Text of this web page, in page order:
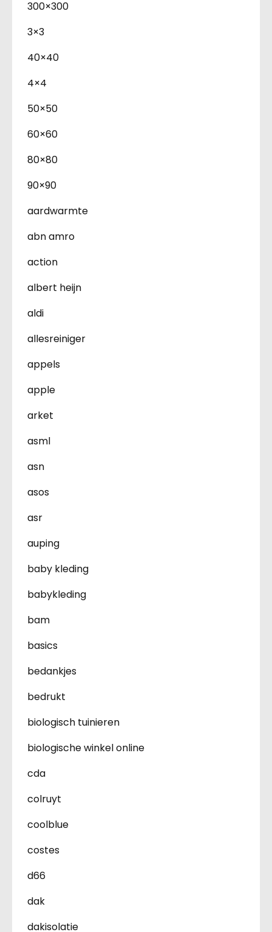
300×300
3×3
40×40
4×4
50×50
60×60
80×80
90×90
aardwarmte
abn amro
action
albert heijn
aldi
allesreiniger
appels
apple
arket
asml
asn
asos
asr
auping
baby kleding
babykleding
bam
basics
bedankjes
bedrukt
biologisch tuinieren
biologische winkel online
cda
colruyt
coolblue
costes
d66
dak
dakisolatie